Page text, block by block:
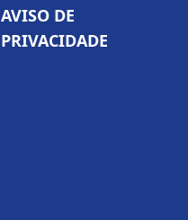
AVISO DE
PRIVACIDADE